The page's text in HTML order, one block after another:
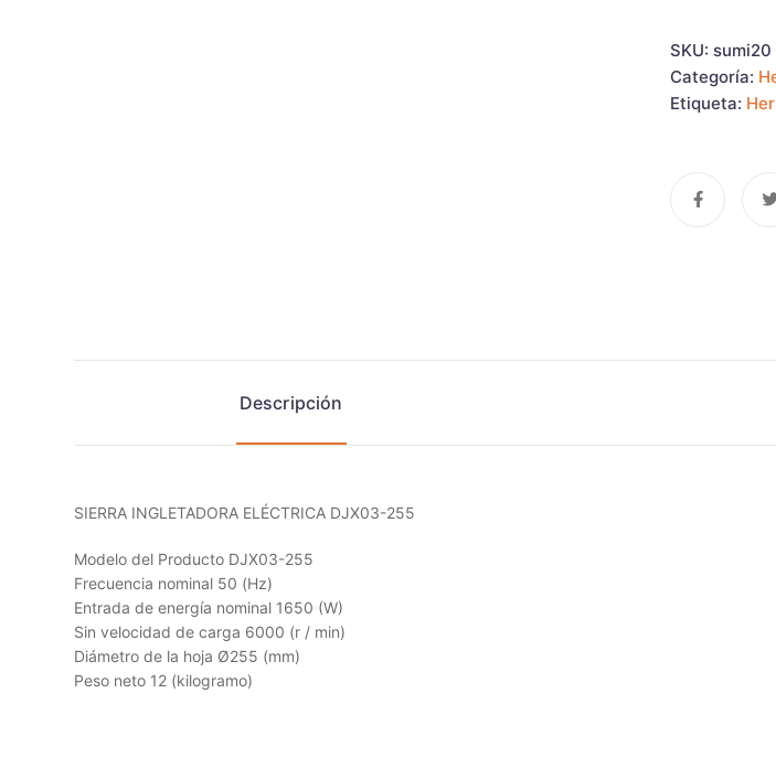
SKU: sumi20
Categoría:
Etiqueta:
Descripción
SIERRA INGLETADORA ELÉCTRICA DJX03-255
Modelo del Producto DJX03-255
Frecuencia nominal 50 (Hz)
Entrada de energía nominal 1650 (W)
Sin velocidad de carga 6000 (r / min)
Diámetro de la hoja Ø255 (mm)
Peso neto 12 (kilogramo)